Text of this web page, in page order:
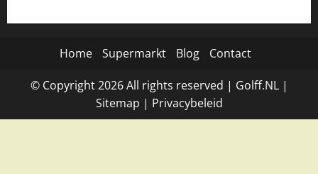
Home Supermarkt Blog Contact
© Copyright2026All rights reserved | Golff.NL|
Sitemap | Privacybeleid